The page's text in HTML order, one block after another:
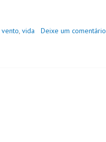
vento, vida Deixe um comentário